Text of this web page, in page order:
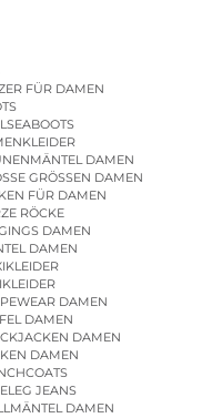
FÜR DAMEN
DAMEN
GRÖSSEN DAMEN
FÜR DAMEN
RÖCKE
DAMEN
DAMEN
DAMEN
DAMEN
DAMEN
DAMEN
JEANS
DAMEN